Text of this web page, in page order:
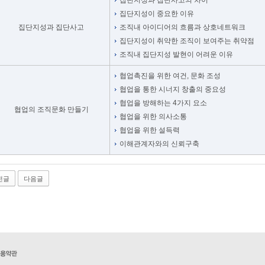
집단지성과 집단사고
집단지성이 중요한 이유
조직내 아이디어의 흐름과 상호네트워크
집단지성이 취약한 조직이 보여주는 취약점
조직내 집단지성 발현이 어려운 이유
협업의 조직문화 만들기
협업촉진을 위한 여건, 문화 조성
협업을 통한 시너지 창출의 중요성
협업을 방해하는 4가지 요소
협업을 위한 의사소통
협업을 위한 설득력
이해관계자와의 신뢰구축
글 다음글